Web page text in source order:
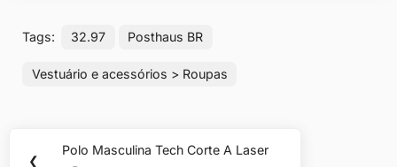
Tags: 32.97 Posthaus BR
Vestuário e acessórios > Roupas
Navegação
❮ Previous
Polo Masculina Tech Corte A Laser